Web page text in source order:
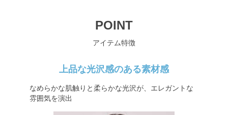
POINT
アイテム特徴
上品な光沢感のある素材感
なめらかな肌触りと柔らかな光沢が、エレガントな
雰囲気を演出